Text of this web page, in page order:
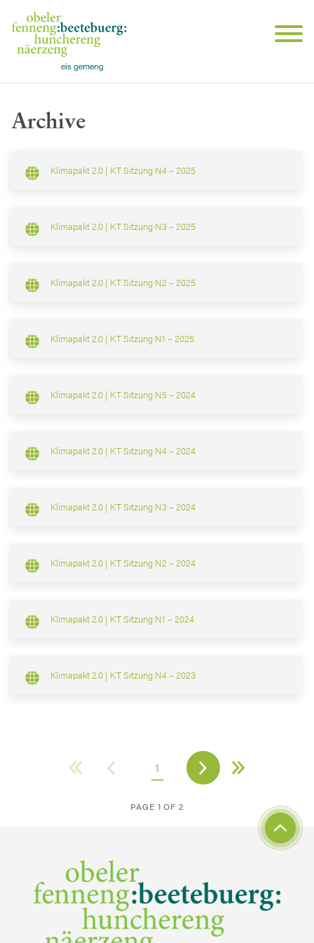
Archive
Klimapakt 2.0 | KT Sitzung N4 – 2025
Klimapakt 2.0 | KT Sitzung N3 – 2025
Klimapakt 2.0 | KT Sitzung N2 – 2025
Klimapakt 2.0 | KT Sitzung N1 – 2025
Klimapakt 2.0 | KT Sitzung N5 – 2024
Klimapakt 2.0 | KT Sitzung N4 – 2024
Klimapakt 2.0 | KT Sitzung N3 – 2024
Klimapakt 2.0 | KT Sitzung N2 – 2024
Klimapakt 2.0 | KT Sitzung N1 – 2024
Klimapakt 2.0 | KT Sitzung N4 – 2023
1
PAGE 1 OF 2